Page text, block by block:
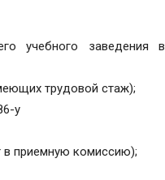
учебного заведения в
трудовой стаж);
у
в приемную комиссию);